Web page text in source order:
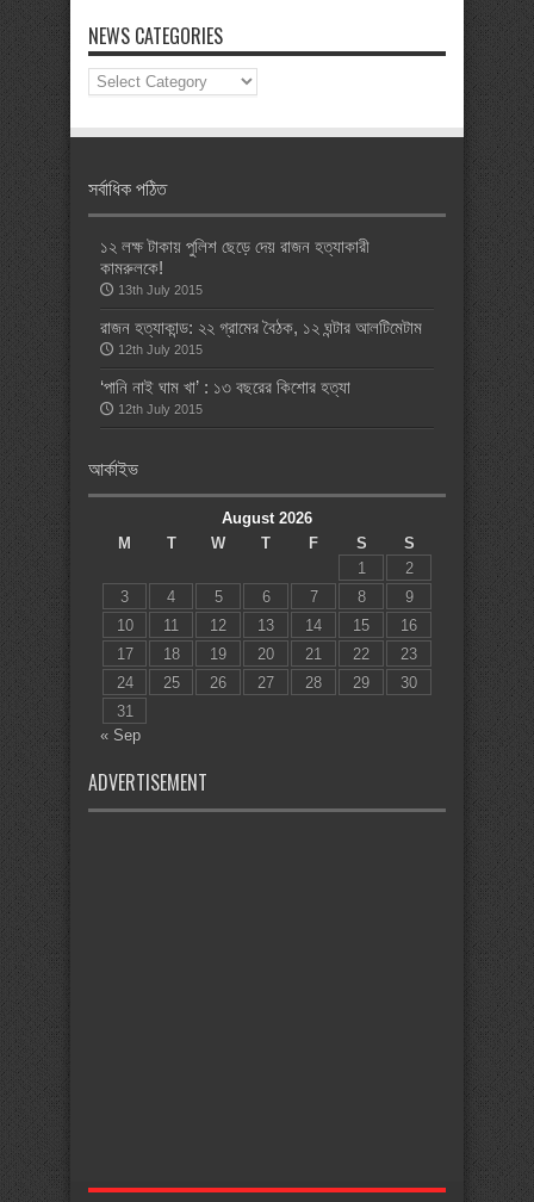
NEWS CATEGORIES
News
Categories
সর্বাধিক পঠিত
১২ লক্ষ টাকায় পুলিশ ছেড়ে দেয় রাজন হত্যাকারী
কামরুলকে!
13th July 2015
রাজন হত্যাকান্ড: ২২ গ্রামের বৈঠক, ১২ ঘন্টার আলটিমেটাম
12th July 2015
‘পানি নাই ঘাম খা’ : ১৩ বছরের কিশোর হত্যা
12th July 2015
আর্কাইভ
August 2026
M
T W T F S
S
1
2
3
4 5 6 7 8
9
10
11 12 13 14 15
16
17
18 19 20 21 22
23
24
25 26 27 28 29
30
31
« Sep
ADVERTISEMENT